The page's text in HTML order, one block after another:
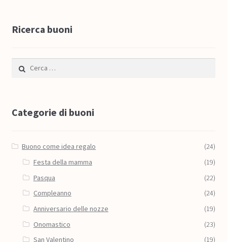
Ricerca buoni
Ricerca per:
Categorie di buoni
Buono come idea regalo
(24)
Festa della mamma
(19)
Pasqua
(22)
Compleanno
(24)
Anniversario delle nozze
(19)
Onomastico
(23)
San Valentino
(19)